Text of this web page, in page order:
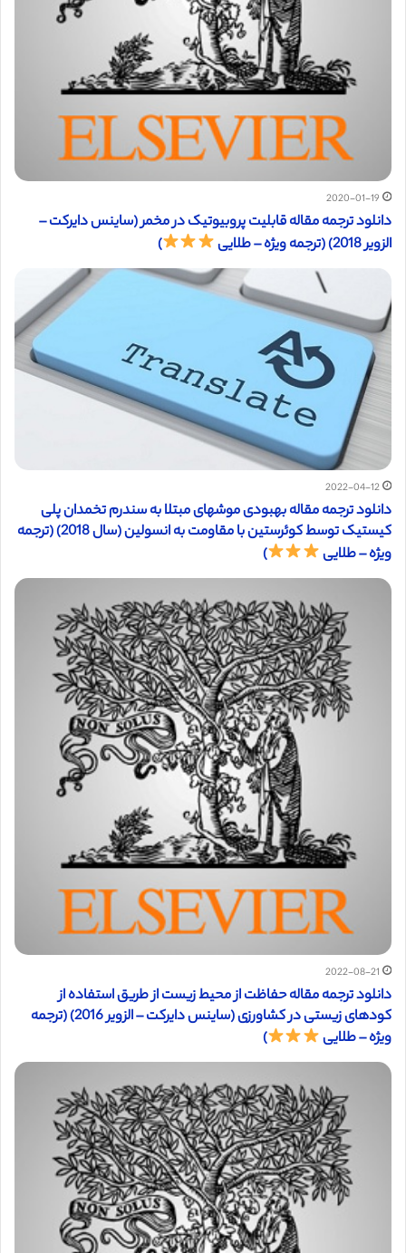
2020-01-19
دانلود ترجمه مقاله قابلیت پروبیوتیک در مخمر (ساینس دایرکت –
الزویر 2018) (ترجمه ویژه – طلایی
)
2022-04-12
دانلود ترجمه مقاله بهبودی موشهای مبتلا به سندرم تخمدان پلی
کیستیک توسط کوئرستین با مقاومت به انسولین (سال 2018) (ترجمه
ویژه – طلایی
)
2022-08-21
دانلود ترجمه مقاله حفاظت از محیط زیست از طریق استفاده از
کودهای زیستی در کشاورزی (ساینس دایرکت – الزویر 2016) (ترجمه
ویژه – طلایی
)